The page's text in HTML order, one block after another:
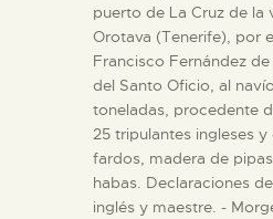
puerto de La Cruz de la
Orotava (Tenerife), por
Francisco Fernández
del Santo Oficio, al
toneladas, procedente
25 tripulantes ingleses
fardos, madera de
habas. Declaraciones
inglés y maestre. -